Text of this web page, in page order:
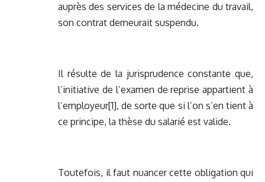
auprès des services de la médecine du travail,
son contrat demeurait suspendu.
Il résulte de la jurisprudence constante que,
l’initiative de l’examen de reprise appartient à
l’employeur[1], de sorte que si l’on s’en tient à
ce principe, la thèse du salarié est valide.
Toutefois, il faut nuancer cette obligation qui